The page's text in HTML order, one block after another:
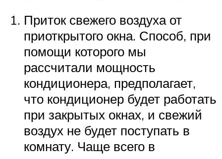
Приток свежего воздуха от
приоткрытого окна. Способ, при
помощи которого мы
рассчитали мощность
кондиционера, предполагает,
что кондиционер будет работать
при закрытых окнах, и свежий
воздух не будет поступать в
комнату. Чаще всего в